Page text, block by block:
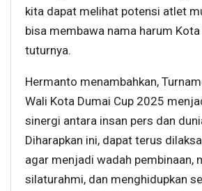
kita dapat melihat potensi atlet
bisa membawa nama harum Kota
tuturnya.
Hermanto menambahkan,
Wali Kota Dumai Cup 2025
sinergi antara insan pers dan
Diharapkan ini, dapat terus
agar menjadi wadah pembinaan,
silaturahmi, dan menghidupkan